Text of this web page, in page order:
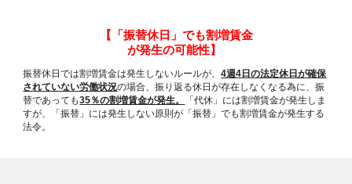
【 「振替休日」でも割増賃金
が発生の可能性】
振替休日では割増賃金は発生しないルールが、4週4日の法定休日が確保
されていない労働状況の場合、振り返る休日が存在しなくなる為に、振
替であっても35％の割増賃金が発生。
「代休」には割増賃金が発生しま
すが、「振替」には発生しない原則が「振替」でも割増賃金が発生する
法令。